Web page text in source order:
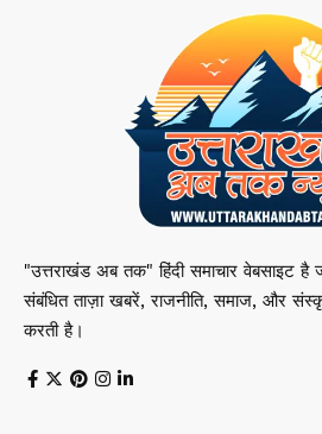
"उत्तराखंड अब तक" हिंदी समाचार वेबसाइट है
संबंधित ताज़ा खबरें, राजनीति, समाज, और
करती है।